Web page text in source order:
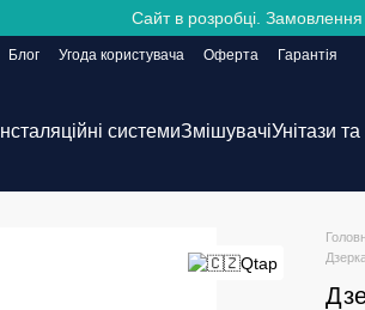
Сайт в розробці.
Блог Угода користувача Оферта
Гарантія
Інсталяційні системиЗмішувачіУнітази та